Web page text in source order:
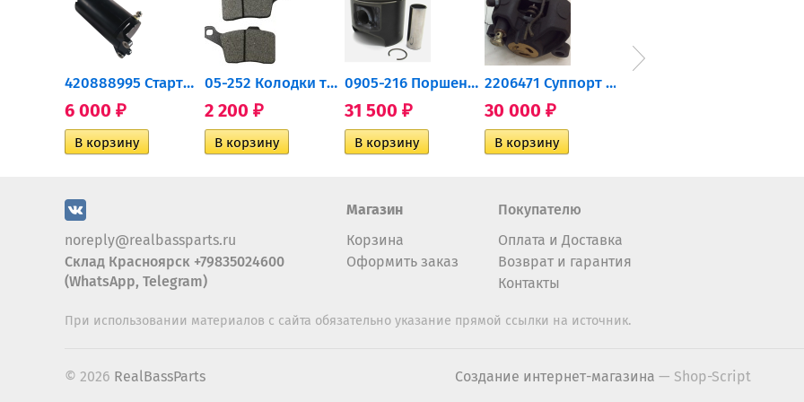
420888995 Стартер для...
6 000 ₽
05-252 Колодки тормозные...
2 200 ₽
0905-216 Поршень Arctic Cat...
31 500 ₽
2206471 Суппорт тормозной...
30 000 ₽
noreply@realbassparts.ru
Склад Красноярск +79835024600
(WhatsApp, Telegram)
Магазин
Корзина
Оформить заказ
Покупателю
Оплата и Доставка
Возврат и гарантия
Контакты
При использовании материалов с сайта обязательно указание прямой ссылки на источник.
© 2026 RealBassParts Создание интернет-магазина — Shop-Script